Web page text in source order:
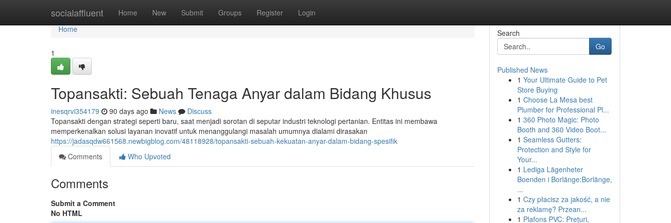
socialaffluent Home New Submit Groups Register Login
Home
Home
1
Topansakti: Sebuah Tenaga Anyar dalam Bidang Khusus
inesqrvi354179 90 days ago News
Discuss
Topansakti dengan strategi seperti baru, saat menjadi sorotan di seputar industri teknologi pertanian. Entitas ini membawa
memperkenalkan solusi layanan inovatif untuk menanggulangi masalah umumnya dialami dirasakan
https://jadasqdw661568.newbigblog.com/48118928/topansakti-sebuah-kekuatan-anyar-dalam-bidang-spesifik
Comments
Who Upvoted
Comments
Submit a Comment
No HTML
Search
Go
Published News
1 Your Ultimate Guide to Pet
Store Buying
1 Choose La Mesa best
Plumber for Professional Pl...
1 360 Photo Magic: Photo
Booth and 360 Video Boot...
1 Seamless Gutters:
Protection and Style for
Your...
1 Lediga Lägenheter
Boenden i Borlänge:Borlänge,
...
1 Czy płacisz za jakość, a nie
za reklamę? Przean...
1 Plafons PVC: Prețuri,